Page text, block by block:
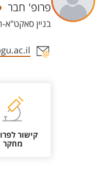
יחידות
פרופ' חבר
בניין סאקט"א-רש"י לפיסיקה -
אזור צור
קישור
מחקר